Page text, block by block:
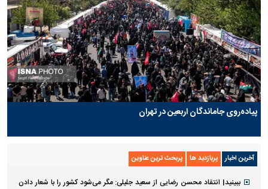
پیاده‌روی جاماندگان اربعین در تهران
آخرین اخبار پربازدید ها پربحث ترین عناوین
ببینید| انتقاد محسن رضایی از سعید جلیلی: مگر می‌شود کشور را با شعار دادن